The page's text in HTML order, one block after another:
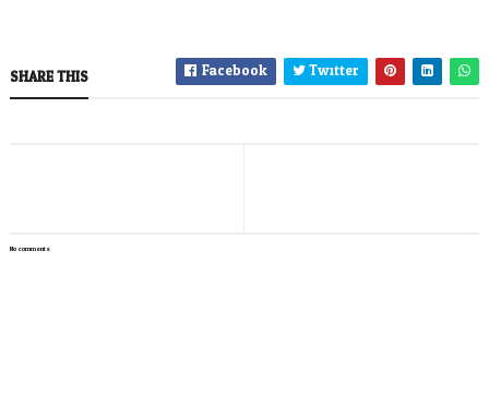
SHARE THIS Facebook Twitter
No comments